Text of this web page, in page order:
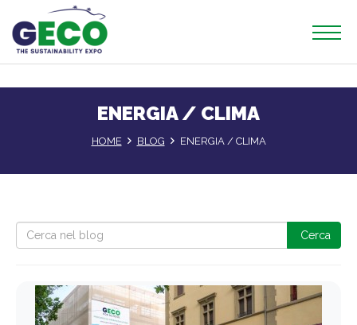
ENERGIA / CLIMA
HOME BLOG ENERGIA / CLIMA
Cerca